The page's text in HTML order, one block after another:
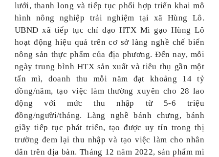
lưới, thanh long và tiếp tục phối hợp triển khai mô
hình nông nghiệp trải nghiệm tại xã Hùng Lô.
UBND xã tiếp tục chỉ đạo HTX Mì gạo Hùng Lô
hoạt động hiệu quả trên cơ sở làng nghề chế biến
nông sản thực phẩm của địa phương. Đến nay, mỗi
ngày trung bình HTX sản xuất và tiêu thụ gần một
tấn mì, doanh thu mỗi năm đạt khoảng 14 tỷ
đồng/năm, tạo việc làm thường xuyên cho 28 lao
động với mức thu nhập từ 5-6 triệu
đồng/người/tháng. Làng nghề bánh chưng, bánh
giầy tiếp tục phát triển, tạo được uy tín trong thị
trường đem lại thu nhập và tạo việc làm cho nhân
dân trên địa bàn. Tháng 12 năm 2022, sản phẩm mì